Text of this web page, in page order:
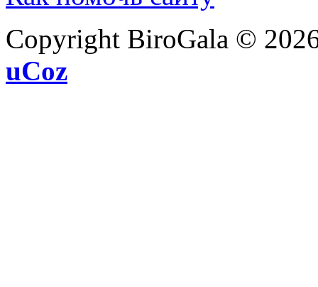
Copyright BiroGala ©
uCoz